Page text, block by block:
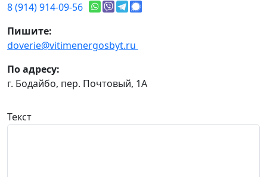
8 (914) 914-09-56
Пишите:
doverie@vitimenergosbyt.ru
По адресу:
г. Бодайбо, пер. Почтовый, 1А
Текст